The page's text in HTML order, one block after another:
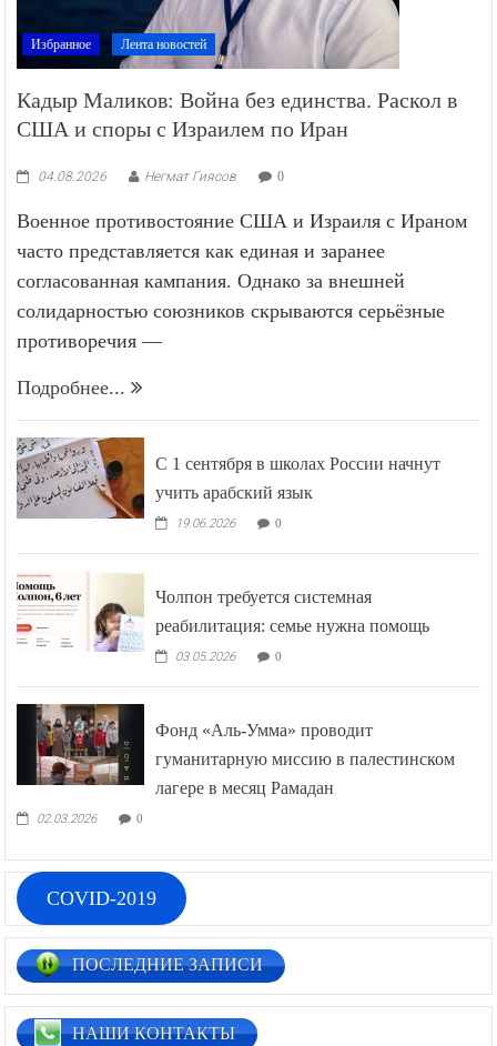
Избранное Лента новостей
Кадыр Маликов: Война без единства. Раскол в
США и споры с Израилем по Иран
04.08.2026 Негмат Гиясов 0
Военное противостояние США и Израиля с Ираном
часто представляется как единая и заранее
согласованная кампания. Однако за внешней
солидарностью союзников скрываются серьёзные
противоречия —
Подробнее...
С 1 сентября в школах России начнут
учить арабский язык
19.06.2026 0
Чолпон требуется системная
реабилитация: семье нужна помощь
03.05.2026 0
Фонд «Аль-Умма» проводит
гуманитарную миссию в палестинском
лагере в месяц Рамадан
02.03.2026 0
COVID-2019
ПОСЛЕДНИЕ ЗАПИСИ
НАШИ КОНТАКТЫ